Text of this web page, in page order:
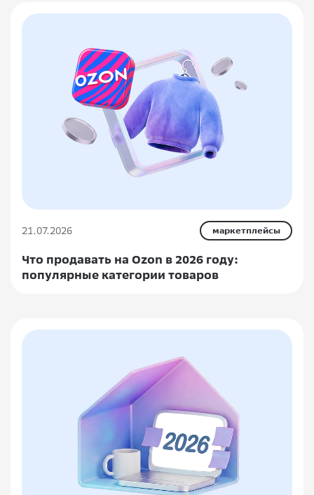
21.07.2026 маркетплейсы
Что продавать на Ozon в 2026 году:
популярные категории товаров